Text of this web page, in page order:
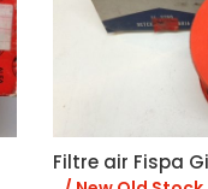
Filtre air Fispa